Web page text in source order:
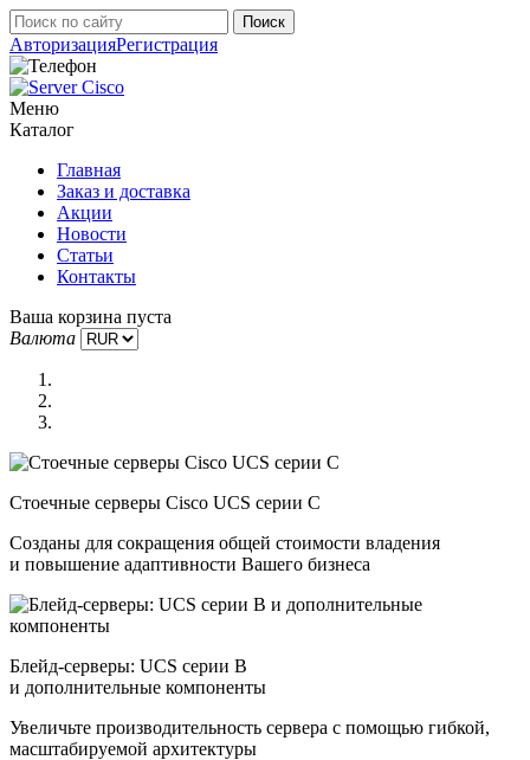
АвторизацияРегистрация
Меню
Каталог
Главная
Заказ и доставка
Акции
Новости
Статьи
Контакты
Ваша корзина пуста
Валюта
Стоечные серверы Cisco UCS серии C
Созданы для сокращения общей стоимости владения
и повышение адаптивности Вашего бизнеса
Блейд-серверы: UCS серии B
и дополнительные компоненты
Увеличьте производительность сервера с помощью гибкой,
масштабируемой архитектуры